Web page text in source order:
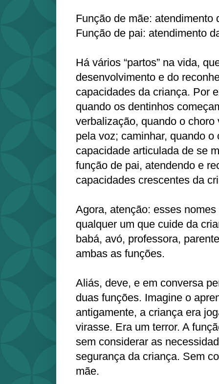
Função de mãe: atendimento
Função de pai: atendimento
Há vários “partos” na vida,
desenvolvimento e do
capacidades da criança. Por
quando os dentinhos
verbalização, quando o
pela voz; caminhar, quando
capacidade articulada de se
função de pai, atendendo e
capacidades crescentes da
Agora, atenção: esses
qualquer um que cuide da
babá, avó, professora,
ambas as funções.
Aliás, deve, e em conversa
duas funções. Imagine o
antigamente, a criança era
virasse. Era um terror. A
sem considerar as
segurança da criança. Sem
mãe.